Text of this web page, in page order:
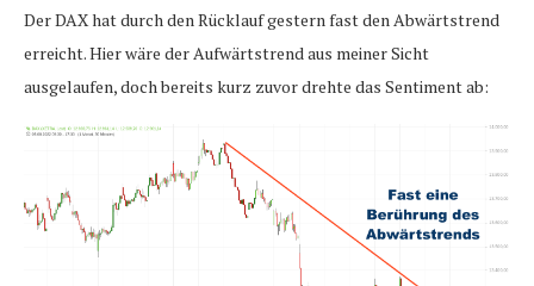
Der DAX hat durch den Rücklauf gestern fast den Abwärtstrend
erreicht. Hier wäre der Aufwärtstrend aus meiner Sicht
ausgelaufen, doch bereits kurz zuvor drehte das Sentiment ab: